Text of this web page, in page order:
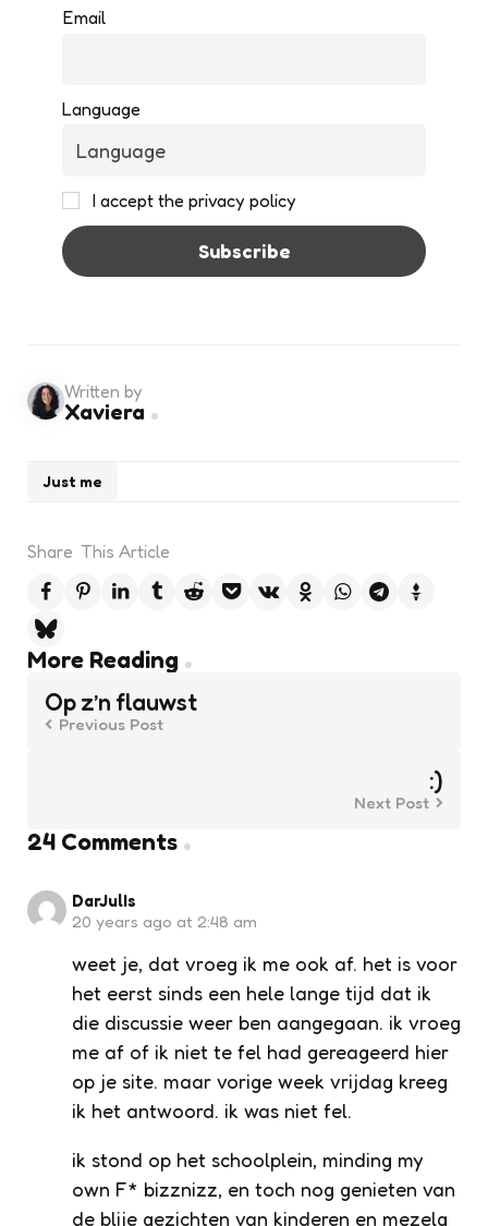
Email
Language
I accept the privacy policy
Just me
Written by
Xaviera
Share This Article
More Reading
Post
navigation
Op z’n flauwst
Previous Post
:)
Next Post
24 Comments
DarJulIs
20 years ago at 2:48 am
weet je, dat vroeg ik me ook af. het is voor
het eerst sinds een hele lange tijd dat ik
die discussie weer ben aangegaan. ik vroeg
me af of ik niet te fel had gereageerd hier
op je site. maar vorige week vrijdag kreeg
ik het antwoord. ik was niet fel.
ik stond op het schoolplein, minding my
own F* bizznizz, en toch nog genieten van
de blije gezichten van kinderen en mezelg